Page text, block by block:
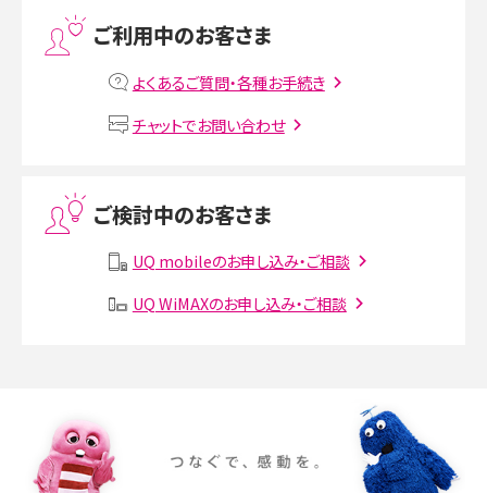
プリペイドSIMとは？種類やメリット・デメリット、利用までの流れを解説
VPN接続とは？仕組みや必要性、メリット・デメリット、接続方法を解説
Instagram（インスタグラム）でスクショするとバレる？バレるケースや撮り方も解
SMSとは？料金やできること、注意点や届かない時の対処法を解説
iPhone 16eとiPhone SE（第3世代）の違いは？サイズやスペックを比較して解説
iPhone 16eとiPhone 14を徹底比較！スペック・機能の違いをわかりやすく紹介
ご利用中のお客さま
よくあるご質問・各種お手続き
チャットでお問い合わせ
ご検討中のお客さま
UQ mobileのお申し込み・ご相談
UQ WiMAXのお申し込み・ご相談